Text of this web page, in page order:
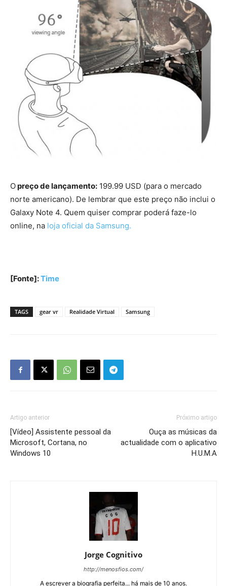
Opreço de lançamento: 199.99 USD (para o mercado
norte americano). De lembrar que este preço não inclui o
Galaxy Note 4. Quem quiser comprar poderá faze-lo
online, na loja oficial da Samsung.
[Fonte]:Time
TAGS gear vr Realidade Virtual Samsung
Artigo anterior
[Vídeo] Assistente pessoal da
Microsoft, Cortana, no
Windows 10
Próximo artigo
Ouça as músicas da
actualidade com o aplicativo
H.U.M.A
Jorge Cognitivo
http://menosfios.com/
A escrever a biografia perfeita... há mais de 10 anos.